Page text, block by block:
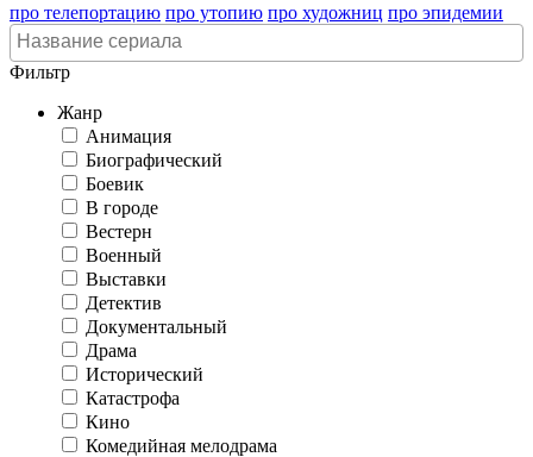
про телепортацию про утопию про художниц про эпидемии
Фильтр
Жанр
Анимация
Биографический
Боевик
В городе
Вестерн
Военный
Выставки
Детектив
Документальный
Драма
Исторический
Катастрофа
Кино
Комедийная мелодрама